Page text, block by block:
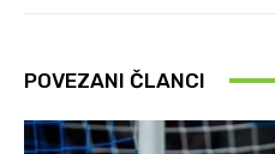
POVEZANI ČLANCI